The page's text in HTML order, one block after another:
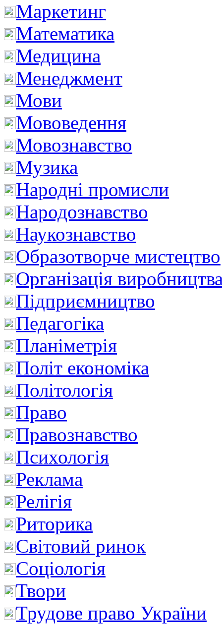
Маркетинг
Математика
Медицина
Менеджмент
Мови
Мововедення
Мовознавство
Музика
Народні промисли
Народознавство
Наукознавство
Образотворче мистецтво
Організація
Підприємництво
Педагогіка
Планіметрія
Політ економіка
Політологія
Право
Правознавство
Психологія
Реклама
Релігія
Риторика
Світовий ринок
Соціологія
Твори
Трудове право України